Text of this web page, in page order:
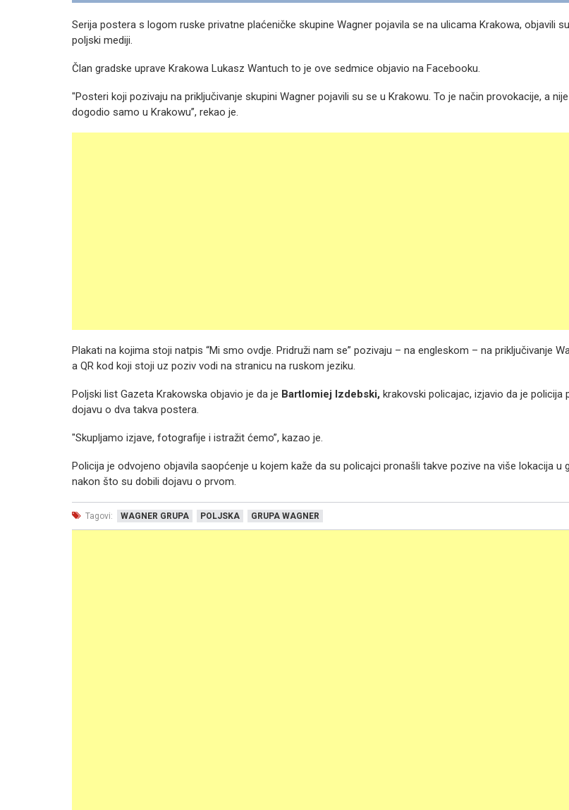
Serija postera s logom ruske privatne plaćeničke skupine Wagner pojavila se na ulicama Krakowa, objavili su
poljski mediji.
Član gradske uprave Krakowa Lukasz Wantuch to je ove sedmice objavio na Facebooku.
"Posteri koji pozivaju na priključivanje skupini Wagner pojavili su se u Krakowu. To je način provokacije, a
dogodio samo u Krakowu”, rekao je.
Plakati na kojima stoji natpis “Mi smo ovdje. Pridruži nam se” pozivaju – na engleskom – na priključivanje
a QR kod koji stoji uz poziv vodi na stranicu na ruskom jeziku.
Poljski list Gazeta Krakowska objavio je da je Bartlomiej Izdebski, krakovski policajac, izjavio da je policija
dojavu o dva takva postera.
"Skupljamo izjave, fotografije i istražit ćemo”, kazao je.
Policija je odvojeno objavila saopćenje u kojem kaže da su policajci pronašli takve pozive na više lokacija u
nakon što su dobili dojavu o prvom.
Tagovi: WAGNER GRUPA POLJSKA GRUPA WAGNER